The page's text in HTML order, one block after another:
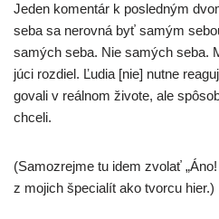
Jeden komen­tár k posled­ným
seba sa nerov­ná byť samým
samých seba. Nie samých seba.
jú­ci roz­diel. Ľudia [nie] nut­ne
go­va­li v reál­nom živo­te, ale
chceli.
(Samozrejme tu idem zvo­lať
z mojich špe­cia­lít ako tvor­cu hier.)